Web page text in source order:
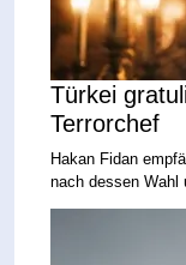
Türkei
Terrorchef
Hakan Fidan
nach dessen Wahl